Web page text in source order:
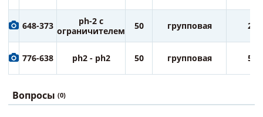
648-373
ph-2 с
ограничителем
50 групповая 25
776-638 ph2 - ph2 50 групповая 50
Вопросы (0)